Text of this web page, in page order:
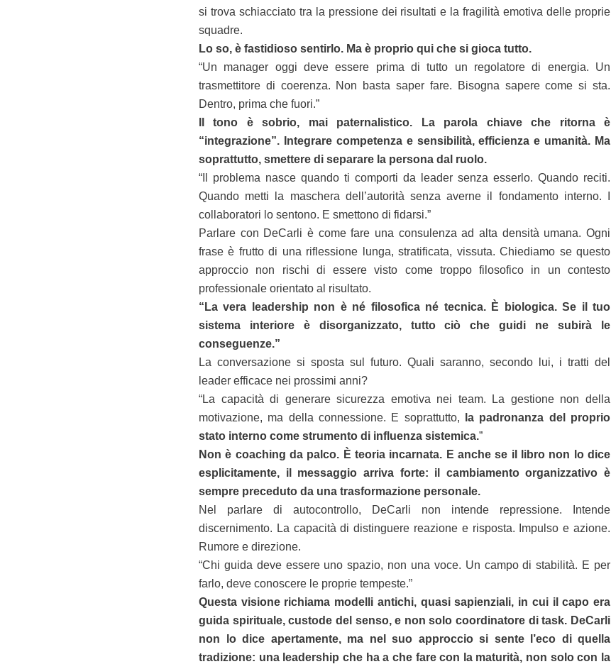
si trova schiacciato tra la pressione dei risultati e la fragilità emotiva delle proprie
squadre.
Lo so, è fastidioso sentirlo. Ma è proprio qui che si gioca tutto.
“Un manager oggi deve essere prima di tutto un regolatore di energia. Un
trasmettitore di coerenza. Non basta saper fare. Bisogna sapere come si sta.
Dentro, prima che fuori.”
Il tono è sobrio, mai paternalistico. La parola chiave che ritorna è
“integrazione”. Integrare competenza e sensibilità, efficienza e umanità. Ma
soprattutto, smettere di separare la persona dal ruolo.
“Il problema nasce quando ti comporti da leader senza esserlo. Quando reciti.
Quando metti la maschera dell’autorità senza averne il fondamento interno. I
collaboratori lo sentono. E smettono di fidarsi.”
Parlare con DeCarli è come fare una consulenza ad alta densità umana. Ogni
frase è frutto di una riflessione lunga, stratificata, vissuta. Chiediamo se questo
approccio non rischi di essere visto come troppo filosofico in un contesto
professionale orientato al risultato.
“La vera leadership non è né filosofica né tecnica. È biologica. Se il tuo
sistema interiore è disorganizzato, tutto ciò che guidi ne subirà le
conseguenze.”
La conversazione si sposta sul futuro. Quali saranno, secondo lui, i tratti del
leader efficace nei prossimi anni?
“La capacità di generare sicurezza emotiva nei team. La gestione non della
motivazione, ma della connessione. E soprattutto,
la padronanza del proprio
stato interno come strumento di influenza sistemica.”
Non è coaching da palco. È teoria incarnata. E anche se il libro non lo dice
esplicitamente, il messaggio arriva forte: il cambiamento organizzativo è
sempre preceduto da una trasformazione personale.
Nel parlare di autocontrollo, DeCarli non intende repressione. Intende
discernimento. La capacità di distinguere reazione e risposta. Impulso e azione.
Rumore e direzione.
“Chi guida deve essere uno spazio, non una voce. Un campo di stabilità. E per
farlo, deve conoscere le proprie tempeste.”
Questa visione richiama modelli antichi, quasi sapienziali, in cui il capo era
guida spirituale, custode del senso, e non solo coordinatore di task. DeCarli
non lo dice apertamente, ma nel suo approccio si sente l’eco di quella
tradizione: una leadership che ha a che fare con la maturità, non solo con la